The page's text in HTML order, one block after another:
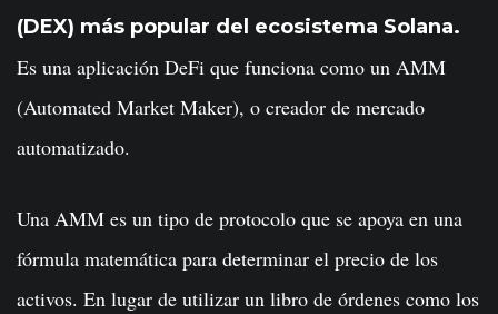
(DEX) más popular del ecosistema Solana.
Es una aplicación DeFi que funciona como un AMM
(Automated Market Maker), o creador de mercado
automatizado.
Una AMM es un tipo de protocolo que se apoya en una
fórmula matemática para determinar el precio de los
activos. En lugar de utilizar un libro de órdenes como los